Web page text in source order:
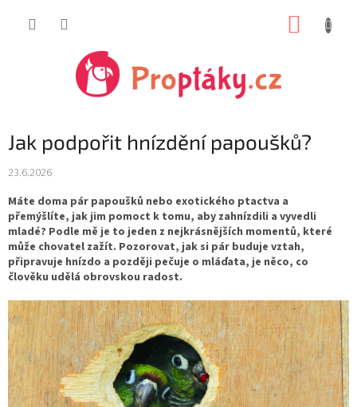
Jak podpořit hnízdění papoušků?
23.6.2026
Máte doma pár papoušků nebo exotického ptactva a
přemýšlíte, jak jim pomoct k tomu, aby zahnízdili a vyvedli
mladé? Podle mě je to jeden z nejkrásnějších momentů, které
může chovatel zažít. Pozorovat, jak si pár buduje vztah,
připravuje hnízdo a později pečuje o mláďata, je něco, co
člověku udělá obrovskou radost.